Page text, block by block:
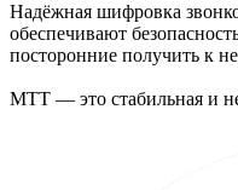
Надёжная шифровка
обеспечивают
посторонние получить к
МТТ — это стабильная и